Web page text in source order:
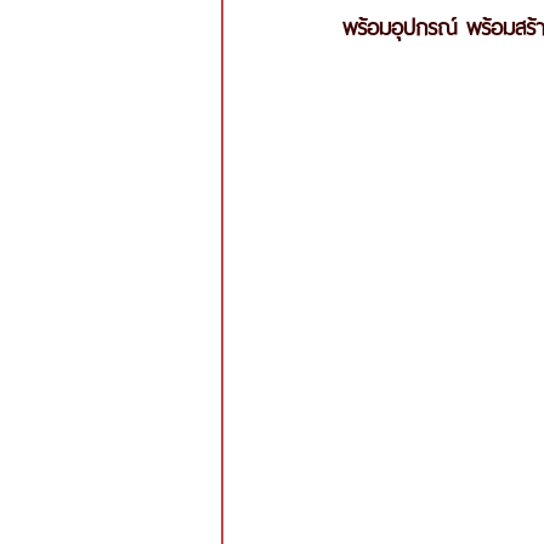
พร้อมอุปกรณ์ พร้อมสร้